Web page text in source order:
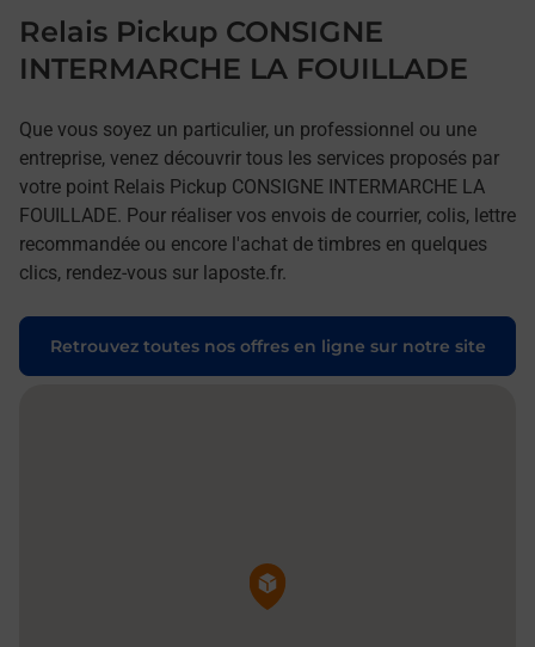
Relais Pickup CONSIGNE
INTERMARCHE LA FOUILLADE
Que vous soyez un particulier, un professionnel ou une
entreprise, venez découvrir tous les services proposés par
votre point Relais Pickup CONSIGNE INTERMARCHE LA
FOUILLADE. Pour réaliser vos envois de courrier, colis, lettre
recommandée ou encore l'achat de timbres en quelques
clics, rendez-vous sur laposte.fr.
Retrouvez toutes nos offres en ligne sur notre site
Pin de la carte